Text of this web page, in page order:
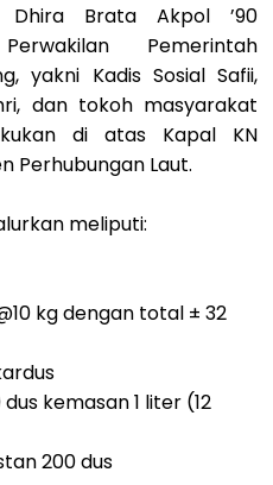
Dhira Brata Akpol ’90
Pemerintah
yakni Kadis Sosial Safii,
dan tokoh masyarakat
di atas Kapal KN
Perhubungan Laut.
meliputi:
kg dengan total ± 32
kemasan 1 liter (12
200 dus